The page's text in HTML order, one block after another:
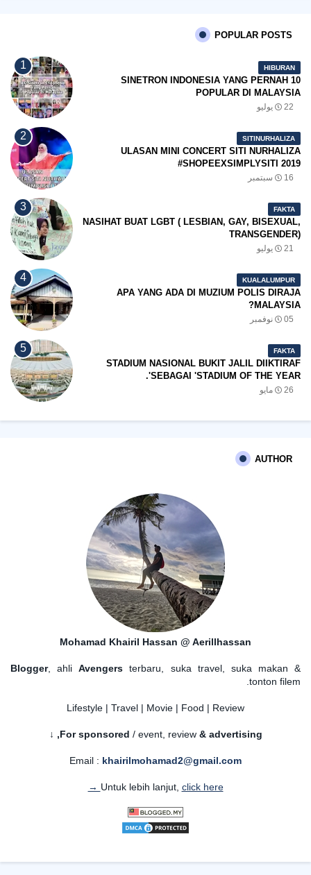
POPULAR POSTS
HIBURAN
10 SINETRON INDONESIA YANG PERNAH
POPULAR DI MALAYSIA
22 يوليو
SITINURHALIZA
ULASAN MINI CONCERT SITI NURHALIZA
#SHOPEEXSIMPLYSITI 2019
16 سبتمبر
FAKTA
NASIHAT BUAT LGBT ( LESBIAN, GAY, BISEXUAL,
TRANSGENDER)
21 يوليو
KUALALUMPUR
APA YANG ADA DI MUZIUM POLIS DIRAJA
MALAYSIA?
05 نوفمبر
FAKTA
STADIUM NASIONAL BUKIT JALIL DIIKTIRAF
SEBAGAI 'STADIUM OF THE YEAR'.
26 مايو
AUTHOR
Mohamad Khairil Hassan @ Aerillhassan
Blogger, ahliAvengers terbaru, suka travel, suka makan &
tonton filem.
Lifestyle | Travel | Movie | Food | Review
For sponsored / event, review & advertising,
↓
Email : khairilmohamad2@gmail.com
Untuk lebih lanjut, click here →